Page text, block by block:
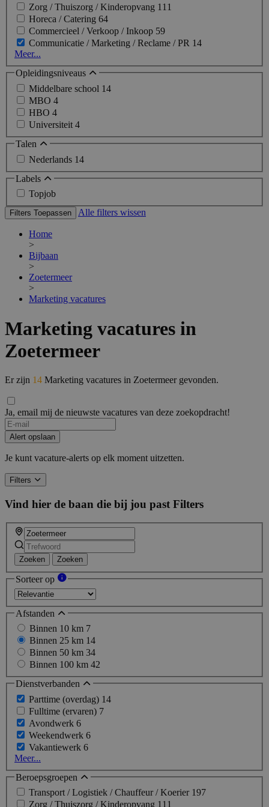
Zorg / Thuiszorg / Kinderopvang 111
Horeca / Catering 64
Commercieel / Verkoop / Inkoop 59
Communicatie / Marketing / Reclame / PR 14
Meer...
Opleidingsniveaus
Middelbare school 14
MBO 4
HBO 4
Universiteit 4
Talen
Nederlands 14
Labels
Topjob
Filters Toepassen Alle filters wissen
Home
>
Bijbaan
>
Zoetermeer
>
Marketing vacatures
Marketing vacatures in
Zoetermeer
Er zijn 14 Marketing vacatures in Zoetermeer gevonden.
Ja, email mij de nieuwste vacatures van deze zoekopdracht!
Alert opslaan
Je kunt vacature-alerts op elk moment uitzetten.
Filters
Vind hier de baan die bij jou past Filters
Zoeken Zoeken
Sorteer op
Afstanden
Binnen 10 km 7
Binnen 25 km 14
Binnen 50 km 34
Binnen 100 km 42
Dienstverbanden
Parttime (overdag) 14
Fulltime (ervaren) 7
Avondwerk 6
Weekendwerk 6
Vakantiewerk 6
Meer...
Beroepsgroepen
Transport / Logistiek / Chauffeur / Koerier 197
Zorg / Thuiszorg / Kinderopvang 111